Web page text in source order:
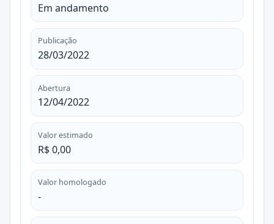
Em andamento
Publicação
28/03/2022
Abertura
12/04/2022
Valor estimado
R$ 0,00
Valor homologado
-